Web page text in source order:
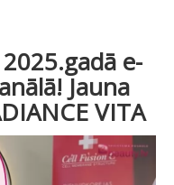
e-
Jauna
VITA